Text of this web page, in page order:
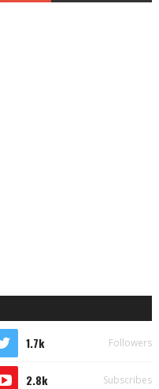
1.7k Followers
2.8k Subscribes